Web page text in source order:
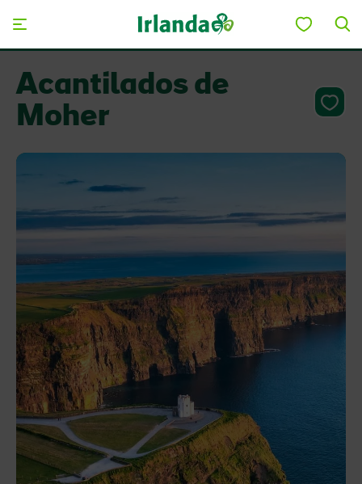
Me gusta
Piedra de Blarney en el
castillo de Blarney
Game of Thrones Studio
Tour
Acantilados de
Moher